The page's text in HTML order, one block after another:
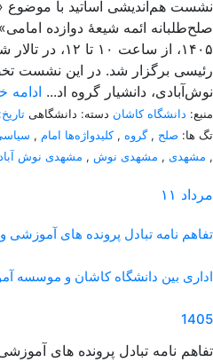
نشست هم‌اندیشی اساتید با موضوع
۱۴۰۵، از ساعت
رئیسی برگزار شد. در این نشست
نوش‌آبادی، دانشیار گروه اد... ادامه
منبع: دانشگاه کاشان دسته: دانشگاهی تاریخ: ۱۴۰۵/۰۵/۱۱
تگ ها: صلح ,گروه ,کلیدواژه‌ها امام ,
مشهدی , مشهدی نوش , مشهدی نوش ,
۱۱ مرداد
تفاهم نامه تبادل پرونده‌ های آموزشی
1405
تفاهم نامه تبادل پرونده‌ های